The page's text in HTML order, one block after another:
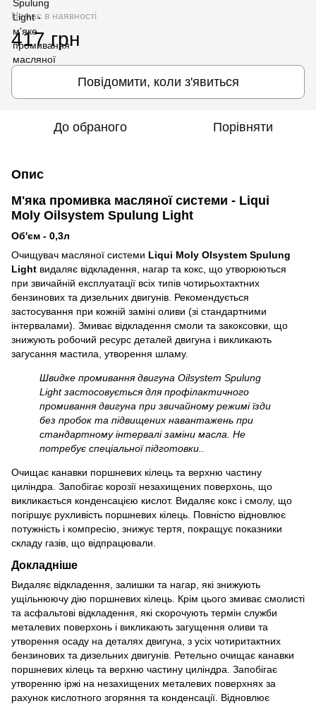
Немає в наявності
417 грн
Повідомити, коли з'явиться
До обраного Порівняти
Опис
М'яка промивка масляної системи - Liqui
Moly Oilsystem Spulung Light
Об'єм - 0,3л
Очищувач масляної системи Liqui Moly Olsystem Spulung
Light видаляє відкладення, нагар та кокс, що утворюються
при звичайній експлуатації всіх типів чотирьохтактних
бензинових та дизельних двигунів. Рекомендується
застосування при кожній заміні оливи (зі стандартними
інтервалами). Змиває відкладення смоли та закоксовки, що
знижують робочий ресурс деталей двигуна і викликають
загусання мастила, утворення шламу.
Швидке промивання двигуна Oilsystem Spulung
Light застосовується для профілактичного
промивання двигуна при звичайному режимі їзди
без пробок та підвищених навантажень при
стандартному інтервалі заміни масла. Не
потребує спеціальної підготовки..
Очищає канавки поршневих кілець та верхню частину
циліндра. Запобігає корозії незахищених поверхонь, що
викликається конденсацією кислот. Видаляє кокс і смолу, що
погіршує рухливість поршневих кілець. Повністю відновлює
потужність і компресію, знижує тертя, покращує показники
складу газів, що відпрацювали.
Докладніше
Видаляє відкладення, залишки та нагар, які знижують
ущільнюючу дію поршневих кілець. Крім цього змиває смолисті
та асфальтові відкладення, які скорочують термін служби
металевих поверхонь і викликають загущення оливи та
утворення осаду на деталях двигуна, з усіх чотиритактних
бензинових та дизельних двигунів. Ретельно очищає канавки
поршневих кілець та верхню частину циліндра. Запобігає
утворенню іржі на незахищених металевих поверхнях за
рахунок кислотного згоряння та конденсації. Відновлює